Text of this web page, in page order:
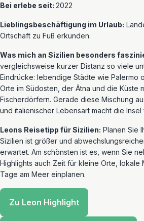
Bei erlebe seit: 2022
Lieblingsbeschäftigung im Urlaub:
Ortschaft zu Fuß erkunden.
Was mich an Sizilien besonders
vergleichsweise kurzer Distanz so viele
Eindrücke: lebendige Städte wie Palermo
Orte im Südosten, der Ätna und die Küste
Fischerdörfern. Gerade diese Mischung
und italienischer Lebensart macht die
Leons Reisetipp für Sizilien: Planen Sie
Sizilien ist größer und
erwartet. Am schönsten ist es, wenn Sie
Highlights auch Zeit für kleine Orte, lokale
Tage am Meer einplanen.
Zu Leon Highlight